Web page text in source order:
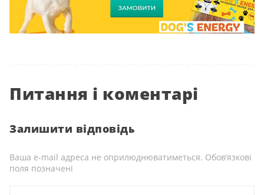
Питання і коментарі
Залишити відповідь
Ваша e-mail адреса не оприлюднюватиметься. Обов’язкові
поля позначені